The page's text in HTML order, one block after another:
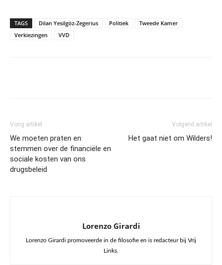
TAGS Dilan Yesilgöz-Zegerius Politiek
Tweede Kamer
Verkiezingen
VVD
Vorig artikel
We moeten praten en
stemmen over de financiële en
sociale kosten van ons
drugsbeleid
Volgend artikel
Het gaat niet om Wilders!
Lorenzo Girardi
Lorenzo Girardi promoveerde in de filosofie en is redacteur bij Vrij
Links.